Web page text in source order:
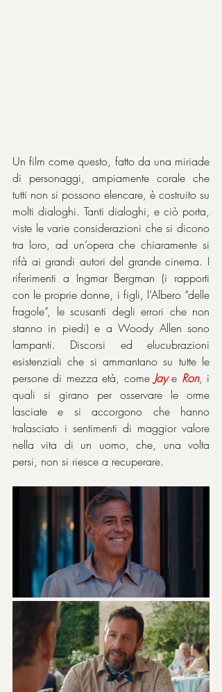
Un film come questo, fatto da una miriade
di personaggi, ampiamente corale che
tutti non si possono elencare, è costruito su
molti dialoghi. Tanti dialoghi, e ciò porta,
viste le varie considerazioni che si dicono
tra loro, ad un’opera che chiaramente si
rifà ai grandi autori del grande cinema. I
riferimenti a Ingmar Bergman (i rapporti
con le proprie donne, i figli, l’Albero “delle
fragole”, le scusanti degli errori che non
stanno in piedi) e a Woody Allen sono
lampanti. Discorsi ed elucubrazioni
esistenziali che si ammantano su tutte le
persone di mezza età, come Jay e Ron, i
quali si girano per osservare le orme
lasciate e si accorgono che hanno
tralasciato i sentimenti di maggior valore
nella vita di un uomo, che, una volta
persi, non si riesce a recuperare.